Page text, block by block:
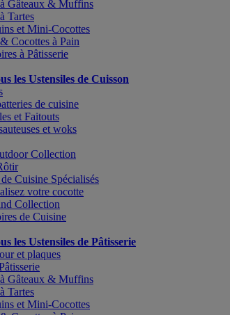
Gâteaux & Muffins
Tartes
et Mini-Cocottes
Cocottes à Pain
à Pâtisserie
les Ustensiles de Cuisson
de cuisine
et Faitouts
et woks
Collection
Cuisine Spécialisés
votre cocotte
Collection
de Cuisine
les Ustensiles de Pâtisserie
et plaques
Gâteaux & Muffins
Tartes
et Mini-Cocottes